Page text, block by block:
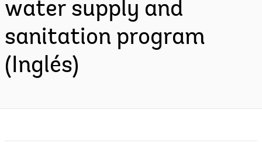
water supply and
sanitation program
(Inglés)